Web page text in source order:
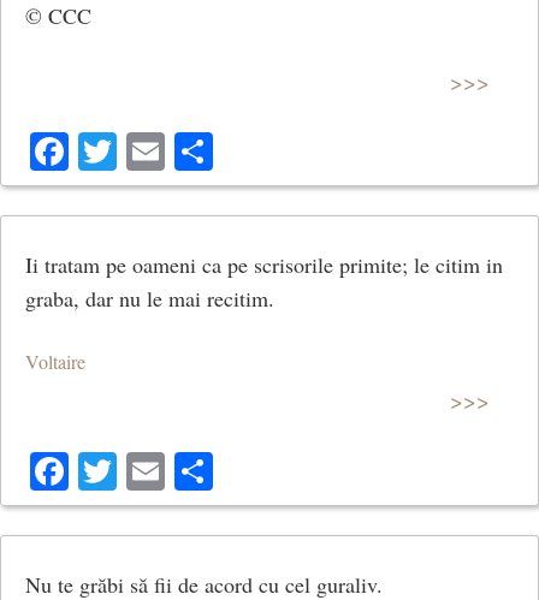
© CCC
>>>
Facebook
Twitter
Email
Ii tratam pe oameni ca pe scrisorile primite; le citim in
graba, dar nu le mai recitim.
Voltaire
>>>
Facebook
Twitter
Email
Nu te grăbi să fii de acord cu cel guraliv.